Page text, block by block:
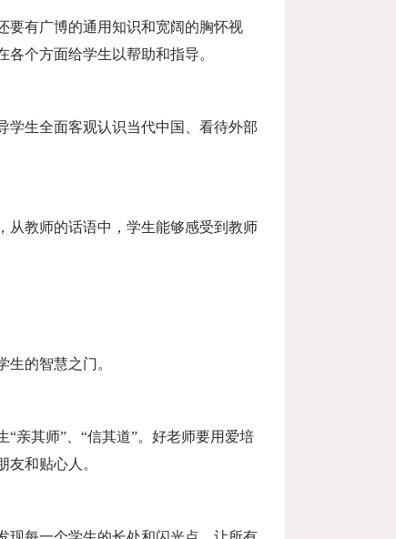
要有广博的通用知识和宽阔的胸怀视
个方面给学生以帮助和指导。
学生全面客观认识当代中国、看待外部
从教师的话语中，学生能够感受到教师
的智慧之门。
亲其师”、“信其道”。好老师要用爱培
和贴心人。